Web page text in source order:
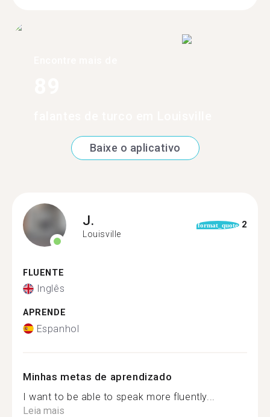
Baixe o aplicativo
J.
Louisville
format_quote 2
FLUENTE
Inglês
APRENDE
Espanhol
Minhas metas de aprendizado
I want to be able to speak more fluently...
Leia mais